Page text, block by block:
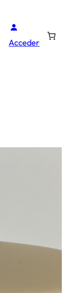
Acceder